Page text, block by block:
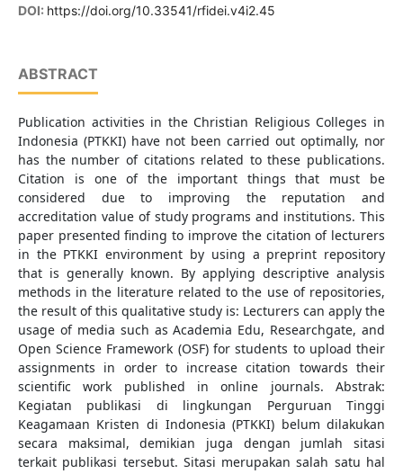
DOI: https://doi.org/10.33541/rfidei.v4i2.45
ABSTRACT
Publication activities in the Christian Religious Colleges in
Indonesia (PTKKI) have not been carried out optimally, nor
has the number of citations related to these publications.
Citation is one of the important things that must be
considered due to improving the reputation and
accreditation value of study programs and institutions. This
paper presented finding to improve the citation of lecturers
in the PTKKI environment by using a preprint repository
that is generally known. By applying descriptive analysis
methods in the literature related to the use of repositories,
the result of this qualitative study is: Lecturers can apply the
usage of media such as Academia Edu, Researchgate, and
Open Science Framework (OSF) for students to upload their
assignments in order to increase citation towards their
scientific work published in online journals. Abstrak:
Kegiatan publikasi di lingkungan Perguruan Tinggi
Keagamaan Kristen di Indonesia (PTKKI) belum dilakukan
secara maksimal, demikian juga dengan jumlah sitasi
terkait publikasi tersebut. Sitasi merupakan salah satu hal